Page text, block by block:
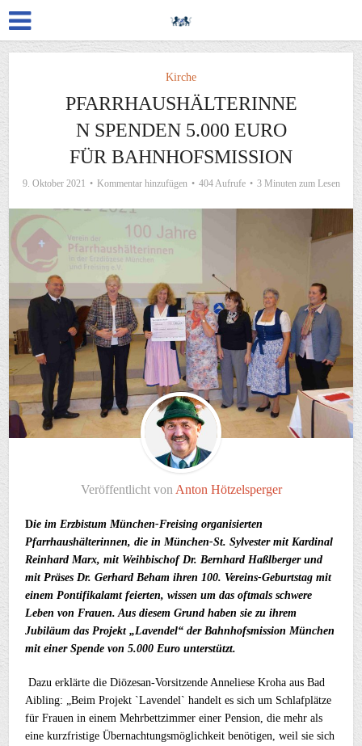
Kirche
PFARRHAUSHÄLTERINNE
N SPENDEN 5.000 EURO
FÜR BAHNHOFSMISSION
9. Oktober 2021 Kommentar hinzufügen 404 Aufrufe 3 Minuten zum Lesen
Veröffentlicht von Anton Hötzelsperger
Die im Erzbistum München-Freising organisierten
Pfarrhaushälterinnen, die in München-St. Sylvester mit Kardinal
Reinhard Marx, mit Weihbischof Dr. Bernhard Haßlberger und
mit Präses Dr. Gerhard Beham ihren 100. Vereins-Geburtstag mit
einem Pontifikalamt feierten, wissen um das oftmals schwere
Leben von Frauen. Aus diesem Grund haben sie zu ihrem
Jubiläum das Projekt „Lavendel“ der Bahnhofsmission München
mit einer Spende von 5.000 Euro unterstützt.
Dazu erklärte die Diözesan-Vorsitzende Anneliese Kroha aus Bad
Aibling: „Beim Projekt `Lavendel` handelt es sich um Schlafplätze
für Frauen in einem Mehrbettzimmer einer Pension, die mehr als
eine kurzfristige Übernachtungsmöglichkeit benötigen, weil sie sich